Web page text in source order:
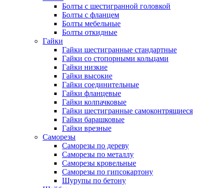
Болты с шестигранной головкой
Болты с фланцем
Болты мебельные
Болты откидные
Гайки
Гайки шестигранные стандартные
Гайки со стопорными кольцами
Гайки низкие
Гайки высокие
Гайки соединительные
Гайки фланцевые
Гайки колпачковые
Гайки шестигранные самоконтрящиеся
Гайки барашковые
Гайки врезные
Саморезы
Саморезы по дереву
Саморезы по металлу
Саморезы кровельные
Саморезы по гипсокартону
Шурупы по бетону